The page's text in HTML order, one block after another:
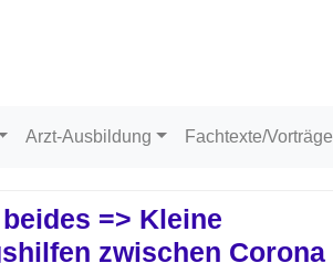
Arzt-Ausbildung Fachtexte/Vorträge
=> Kleine
zwischen Corona